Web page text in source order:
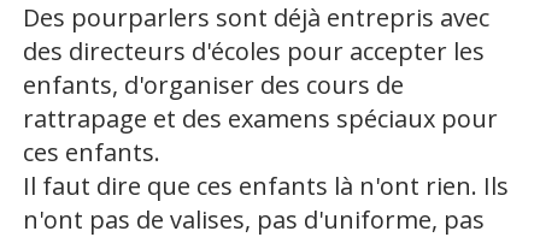
Des pourparlers sont déjà entrepris avec
des directeurs d'écoles pour accepter les
enfants, d'organiser des cours de
rattrapage et des examens spéciaux pour
ces enfants.
Il faut dire que ces enfants là n'ont rien. Ils
n'ont pas de valises, pas d'uniforme, pas